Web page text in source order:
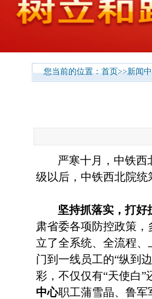
您当前的位置：首页>>新闻
严寒十月，中铁
级以后，中铁西北院
坚持抓落实，打好
肃省委各项防控政策
立了全系统、全流程
门到一线员工的“纵到
彩，不仅仅有“天使白”
中心职工蒲雪晶、鲁军